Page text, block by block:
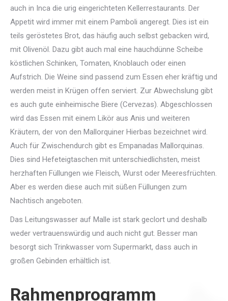
auch in Inca die urig eingerichteten Kellerrestaurants. Der
Appetit wird immer mit einem Pamboli angeregt. Dies ist ein
teils geröstetes Brot, das häufig auch selbst gebacken wird,
mit Olivenöl. Dazu gibt auch mal eine hauchdünne Scheibe
köstlichen Schinken, Tomaten, Knoblauch oder einen
Aufstrich. Die Weine sind passend zum Essen eher kräftig und
werden meist in Krügen offen serviert. Zur Abwechslung gibt
es auch gute einheimische Biere (Cervezas). Abgeschlossen
wird das Essen mit einem Likör aus Anis und weiteren
Kräutern, der von den Mallorquiner Hierbas bezeichnet wird.
Auch für Zwischendurch gibt es Empanadas Mallorquinas.
Dies sind Hefeteigtaschen mit unterschiedlichsten, meist
herzhaften Füllungen wie Fleisch, Wurst oder Meeresfrüchten.
Aber es werden diese auch mit süßen Füllungen zum
Nachtisch angeboten.
Das Leitungswasser auf Malle ist stark geclort und deshalb
weder vertrauenswürdig und auch nicht gut. Besser man
besorgt sich Trinkwasser vom Supermarkt, dass auch in
großen Gebinden erhältlich ist.
Rahmenprogramm